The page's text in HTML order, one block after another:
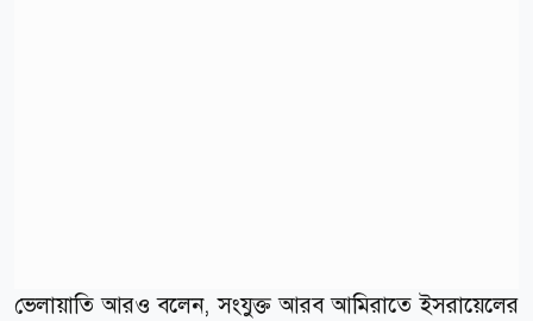
ভেলায়াতি আরও বলেন, সংযুক্ত আরব আমিরাতে ইসরায়েলের